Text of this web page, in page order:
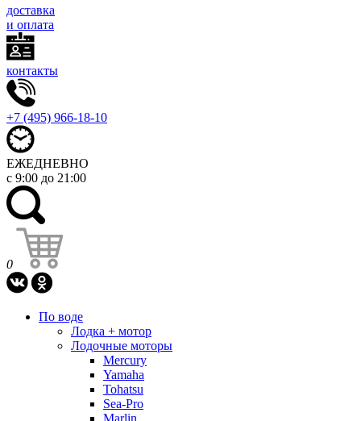
доставка
и оплата
контакты
+7 (495) 966-18-10
ЕЖЕДНЕВНО
с 9:00 до 21:00
0
По воде
Лодка + мотор
Лодочные моторы
Mercury
Yamaha
Tohatsu
Sea-Pro
Marlin